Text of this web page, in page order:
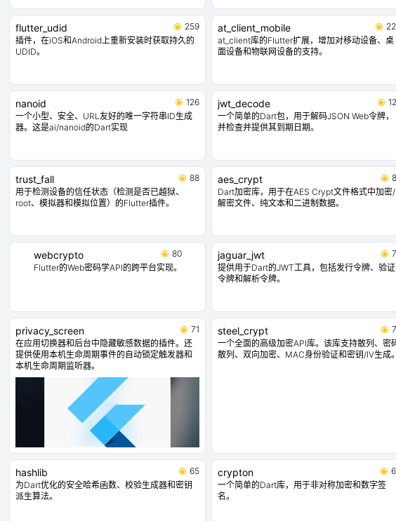
flutter_udid
259
插件，在iOS和Android上重新安装时获取持久的
UDID。
at_client_mobile
at_client库的Flutter扩展，增加对移动设备、桌
面设备和物联网设备的支持。
nanoid
126
一个小型、安全、URL友好的唯一字符串ID生成
器。这是ai/nanoid的Dart实现
jwt_decode
一个简单的Dart包，用于解码JSON Web令牌，
并检查并提供其到期日期。
trust_fall
88
用于检测设备的信任状态（检测是否已越狱、
root、模拟器和模拟位置）的Flutter插件。
aes_crypt
Dart加密库，用于在AES Crypt文件格式中加密/
解密文件、纯文本和二进制数据。
webcrypto
80
Flutter的Web密码学API的跨平台实现。
jaguar_jwt
提供用于Dart的JWT工具，包括发行令牌、验证
令牌和解析令牌。
privacy_screen
71
在应用切换器和后台中隐藏敏感数据的插件。还
提供使用本机生命周期事件的自动锁定触发器和
本机生命周期监听器。
steel_crypt
一个全面的高级加密API库。该库支持散列、密
散列、双向加密、MAC身份验证和密钥/IV生成。
hashlib
65
为Dart优化的安全哈希函数、校验生成器和密钥
派生算法。
crypton
一个简单的Dart库，用于非对称加密和数字签
名。